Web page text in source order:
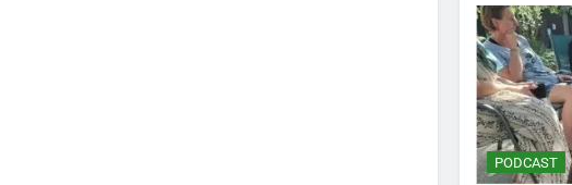
PODCAST